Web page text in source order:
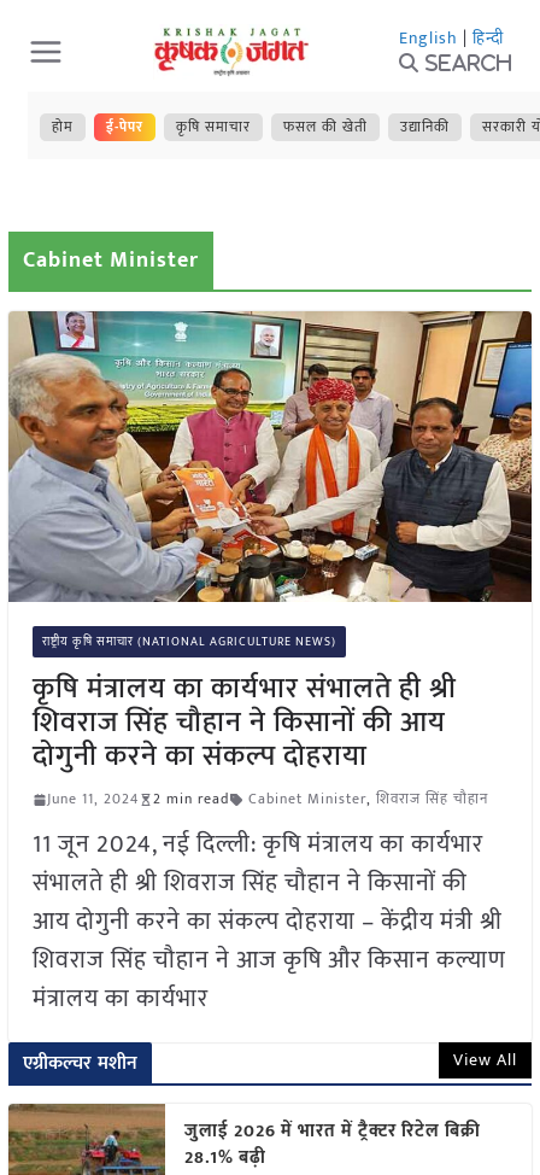
Skip
to
content
English | हिन्दी
Search
होम ई-पेपर कृषि समाचार फसल की खेती उद्यानिकी सरकारी
Cabinet Minister
राष्ट्रीय कृषि समाचार (NATIONAL AGRICULTURE NEWS)
कृषि मंत्रालय का कार्यभार संभालते ही श्री
शिवराज सिंह चौहान ने किसानों की आय
दोगुनी करने का संकल्प दोहराया
June 11, 2024 2 min read Cabinet Minister, शिवराज सिंह चौहान
11 जून 2024, नई दिल्ली: कृषि मंत्रालय का कार्यभार
संभालते ही श्री शिवराज सिंह चौहान ने किसानों की
आय दोगुनी करने का संकल्प दोहराया – केंद्रीय मंत्री श्री
शिवराज सिंह चौहान ने आज कृषि और किसान कल्याण
मंत्रालय का कार्यभार
एग्रीकल्चर मशीन View All
जुलाई 2026 में भारत में ट्रैक्टर रिटेल बिक्री
28.1% बढ़ी